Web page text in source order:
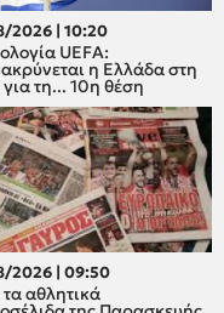
2026 | 10:20
UEFA:
η Ελλάδα στη
τη... 10η θέση
2026 | 09:50
τα αθλητικά